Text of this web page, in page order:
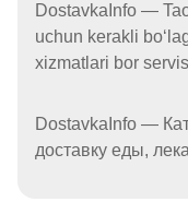
DostavkaInfo —
uchun kerakli
xizmatlari bor
DostavkaInfo —
доставку еды,